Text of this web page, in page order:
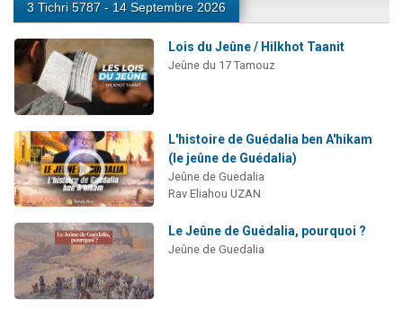
3 Tichri 5787 - 14 Septembre 2026
Lois du Jeûne / Hilkhot Taanit
Jeûne du 17 Tamouz
L'histoire de Guédalia ben A'hikam
(le jeûne de Guédalia)
Jeûne de Guedalia
Rav Eliahou UZAN
Le Jeûne de Guédalia, pourquoi ?
Jeûne de Guedalia